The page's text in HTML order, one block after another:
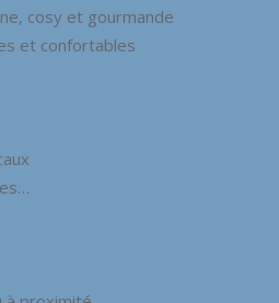
cosy et gourmande
et confortables